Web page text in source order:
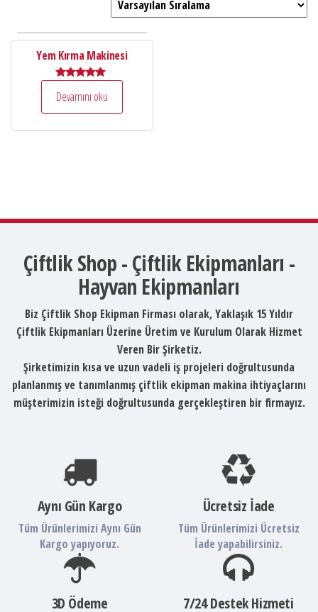
Yem Kırma Makinesi
5.00
Devamını oku
Çiftlik Shop - Çiftlik Ekipmanları -
Hayvan Ekipmanları
Biz Çiftlik Shop Ekipman Firması olarak, Yaklaşık 15 Yıldır
Çiftlik Ekipmanları Üzerine Üretim ve Kurulum Olarak Hizmet
Veren Bir Şirketiz.
Şirketimizin kısa ve uzun vadeli iş projeleri doğrultusunda
planlanmış ve tanımlanmış çiftlik ekipman makina ihtiyaçlarını
müşterimizin isteği doğrultusunda gerçekleştiren bir firmayız.
Aynı Gün Kargo
Tüm Ürünlerimizi Aynı Gün
Kargo yapıyoruz.
Ücretsiz İade
Tüm Ürünlerimizi Ücretsiz
İade yapabilirsiniz.
3D Ödeme 7/24 Destek Hizmeti